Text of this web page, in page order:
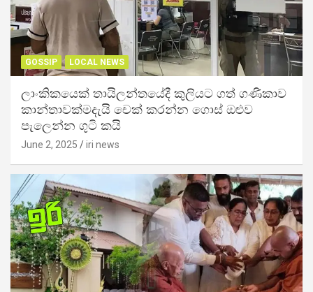
GOSSIP LOCAL NEWS
ලාංකිකයෙක් තායිලන්තයේදී කුලියට ගත් ගණිකාව
කාන්තාවක්මදැයි චෙක් කරන්න ගොස් ඔළුව
පැලෙන්න ගුටි කයි
June 2, 2025 iri news